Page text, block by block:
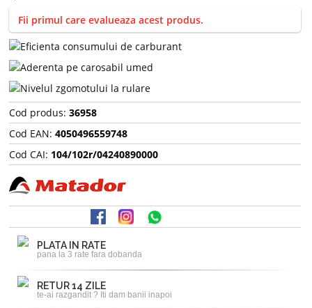
Fii primul care evalueaza acest produs.
Cod produs: 36958
Cod EAN: 4050496559748
Cod CAI: 104/102r/04240890000
PLATA IN RATE
pana la 3 rate fara dobanda
RETUR 14 ZILE
te-ai razgandit ? Iti dam banii inapoi